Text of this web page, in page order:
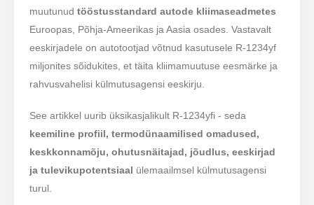
muutunudtööstusstandard autode kliimaseadmetes
Euroopas, Põhja-Ameerikas ja Aasia osades. Vastavalt
eeskirjadele on autotootjad võtnud kasutusele R-1234yf
miljonites sõidukites, et täita kliimamuutuse eesmärke ja
rahvusvahelisi külmutusagensi eeskirju.
See artikkel uurib üksikasjalikult R-1234yfi - seda
keemiline profiil, termodünaamilised omadused,
keskkonnamõju, ohutusnäitajad, jõudlus, eeskirjad
ja tulevikupotentsiaal ülemaailmsel külmutusagensi
turul.